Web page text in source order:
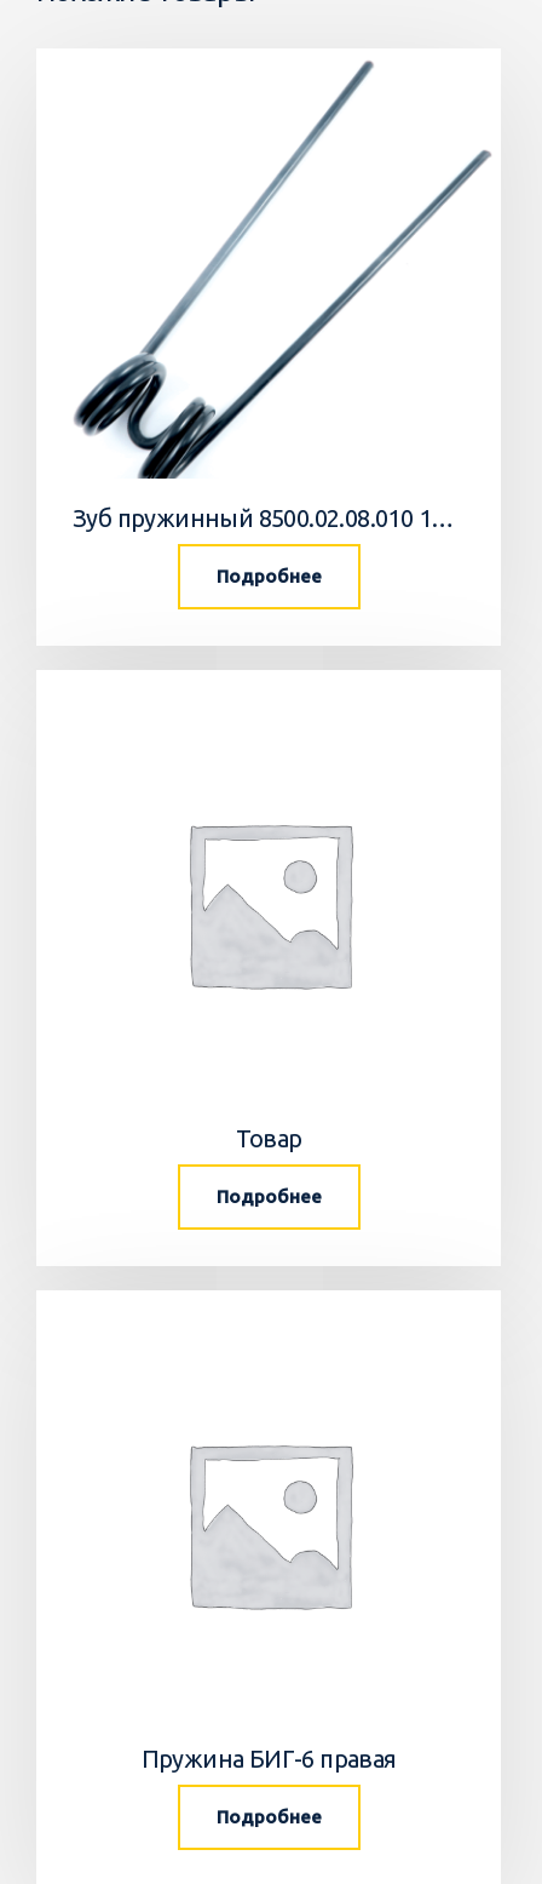
Зуб пружинный 8500.02.08.010 10 Агромастер
Подробнее
Товар
Подробнее
Пружина БИГ-6 правая
Подробнее